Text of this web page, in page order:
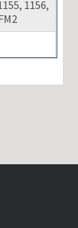
1156,